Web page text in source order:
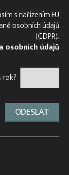
s nařízením EU
osobních údajů
(GDPR).
osobních údajů
rok?